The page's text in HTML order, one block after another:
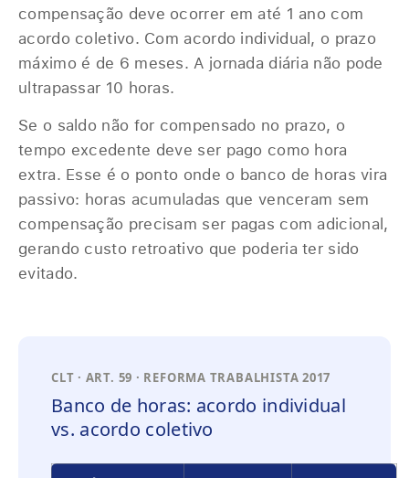
compensação deve ocorrer em até 1 ano com
acordo coletivo. Com acordo individual, o prazo
máximo é de 6 meses. A jornada diária não pode
ultrapassar 10 horas.
Se o saldo não for compensado no prazo, o
tempo excedente deve ser pago como hora
extra. Esse é o ponto onde o banco de horas vira
passivo: horas acumuladas que venceram sem
compensação precisam ser pagas com adicional,
gerando custo retroativo que poderia ter sido
evitado.
CLT · ART. 59 · REFORMA TRABALHISTA 2017
Banco de horas: acordo individual
vs. acordo coletivo